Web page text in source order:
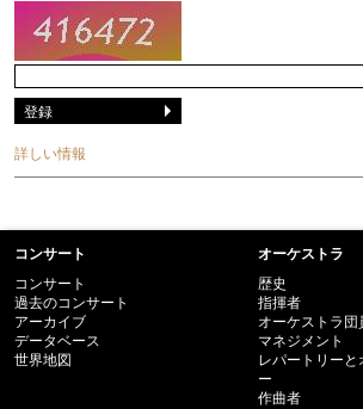
詳しい情報
コンサート
コンサート
過去のコンサート
アーカイブ
データベース
世界地図
オーケストラ
歴史
指揮者
オーケストラ団
マネジメント
レパートリー
ー
作曲者